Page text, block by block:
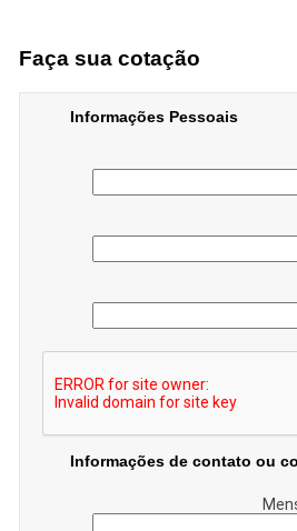
Faça sua cotação
Informações Pessoais
Informações de contato ou